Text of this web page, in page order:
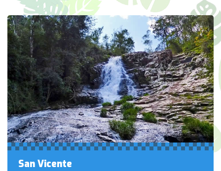
San Vicente